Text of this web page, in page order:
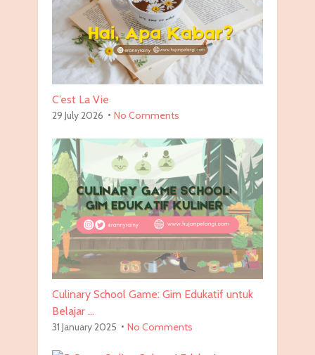
C’est La Vie
29 July 2026 No Comments
Culinary School Game: Gim Edukatif untuk
Belajar …
31 January 2025 No Comments